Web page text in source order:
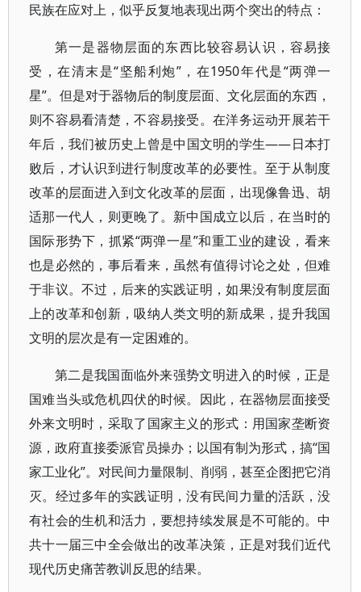
民族在应对上，似乎反复地表现出两个突出的特点：
第一是器物层面的东西比较容易认识，容易接
受，在清末是“坚船利炮”，在1950年代是“两弹一
星”。但是对于器物后的制度层面、文化层面的东西，
则不容易看清楚，不容易接受。在洋务运动开展若干
年后，我们被历史上曾是中国文明的学生——日本打
败后，才认识到进行制度改革的必要性。至于从制度
改革的层面进入到文化改革的层面，出现像鲁迅、胡
适那一代人，则更晚了。新中国成立以后，在当时的
国际形势下，抓紧“两弹一星”和重工业的建设，看来
也是必然的，事后看来，虽然有值得讨论之处，但难
于非议。不过，后来的实践证明，如果没有制度层面
上的改革和创新，吸纳人类文明的新成果，提升我国
文明的层次是有一定困难的。
第二是我国面临外来强势文明进入的时候，正是
国难当头或危机四伏的时候。因此，在器物层面接受
外来文明时，采取了国家主义的形式：用国家垄断资
源，政府直接委派官员操办；以国有制为形式，搞“国
家工业化”。对民间力量限制、削弱，甚至企图把它消
灭。经过多年的实践证明，没有民间力量的活跃，没
有社会的生机和活力，要想持续发展是不可能的。中
共十一届三中全会做出的改革决策，正是对我们近代
现代历史痛苦教训反思的结果。